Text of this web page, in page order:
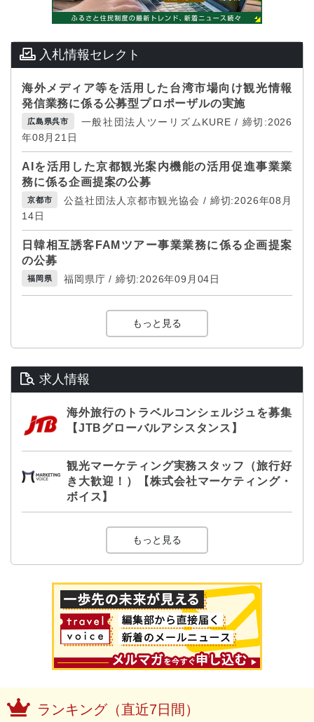
入札情報セレクト
海外メディア等を活用した台湾市場向け観光情報
発信業務に係る公募型プロポーザルの実施
広島県呉市
一般社団法人ツーリズムKURE / 締切:2026
年08月21日
AIを活用した京都観光案内機能の活用促進事業業
務に係る企画提案の公募
京都市
公益社団法人京都市観光協会 / 締切:2026年08月
14日
日韓相互誘客FAMツアー事業業務に係る企画提案
の公募
福岡県 福岡県庁 / 締切:2026年09月04日
もっと見る
求人情報
海外旅行のトラベルコンシェルジュを募集
【JTBグローバルアシスタンス】
観光マーケティング実務スタッフ（旅行好
き大歓迎！）【株式会社マーケティング・
ボイス】
もっと見る
ランキング（直近7日間）